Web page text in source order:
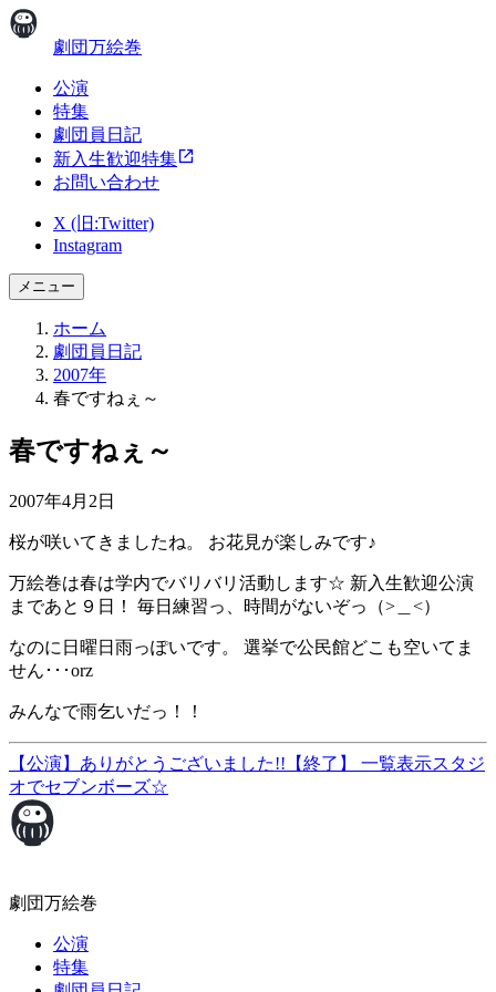
劇団万絵巻
公演
特集
劇団員日記
新入生歓迎特集
お問い合わせ
X (旧:Twitter)
Instagram
メニュー
ホーム
劇団員日記
2007年
春ですねぇ～
春ですねぇ～
2007年4月2日
桜が咲いてきましたね。 お花見が楽しみです♪
万絵巻は春は学内でバリバリ活動します☆ 新入生歓迎公演
まであと９日！ 毎日練習っ、時間がないぞっ（>＿<）
なのに日曜日雨っぽいです。 選挙で公民館どこも空いてま
せん･･･orz
みんなで雨乞いだっ！！
【公演】ありがとうございました!!【終了】 一覧表示スタジ
オでセブンボーズ☆
劇団万絵巻
公演
特集